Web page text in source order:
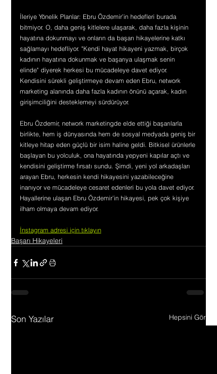
İleriye Yönelik Planlar: Ebru Özdemir’in hedefleri burada
bitmiyor. O, daha geniş kitlelere ulaşarak, daha fazla kişinin
hayatına dokunmayı ve onların da başarı hikayelerine katkı
sağlamayı hedefliyor. "Kendi hayat hikayeni yazmak, birçok
kadının hayatına dokunmak ve başarıya ulaşmak senin
elinde" diyerek herkesi bu mücadeleye davet ediyor.
Kendisini sürekli geliştirmeye devam eden Ebru, network
marketing alanında daha fazla kadının önünü açarak, kadın
girişimciliğini desteklemeyi sürdürüyor.
Ebru Özdemir, network marketingde elde ettiği başarılarla
birlikte, hem iş dünyasında hem de sosyal medyada geniş bir
kitleye hitap eden güçlü bir isim haline geldi. Bitkisel ürünlerle
başlayan bu yolculuk, ona hayatında yepyeni kapılar açtı ve
kendisini geliştirme fırsatı sundu. Şimdi, yeni yol arkadaşları
arayan Ebru, herkesin kendi hikayesini yazabileceğine
inanıyor ve mücadeleye cesaret edenleri bu yola davet ediyor.
Hayallerine ulaşan Ebru Özdemir’in hikayesi, pek çok kişiye
ilham olmaya devam ediyor.
İnstagram adresi için tıklayın
Başarı Hikayeleri
Son Yazılar Hepsini Gör